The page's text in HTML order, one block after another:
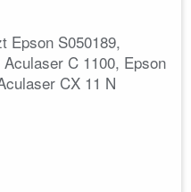
Epson S050189,
C 1100, Epson
CX 11 N